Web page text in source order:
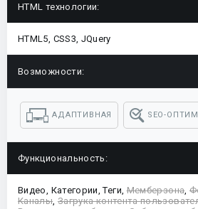
HTML технологии:
HTML5, CSS3, JQuery
Возможности:
АДАПТИВНАЯ SEO-
Функциональность:
Видео, Категории, Теги,Мемберзона,
Каналы Загрука контента